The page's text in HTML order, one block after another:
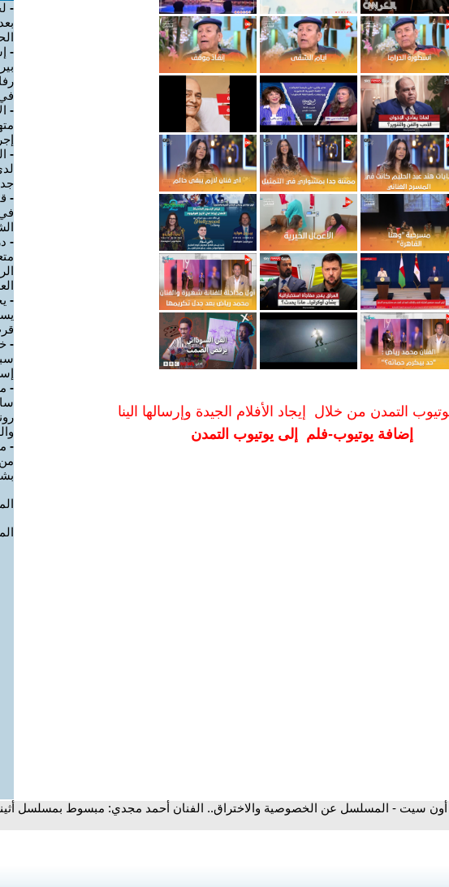
التمدن من خلال إيجاد الأفلام الجيدة وإرسالها الينا
إضافة يوتيوب-فلم إلى يوتيوب التمدن
-
-
-
-
-
-
-
-
-
-
سيت - المسلسل عن الخصوصية والاختراق.. الفنان أحمد مجدي: مبسوط بمسلسل